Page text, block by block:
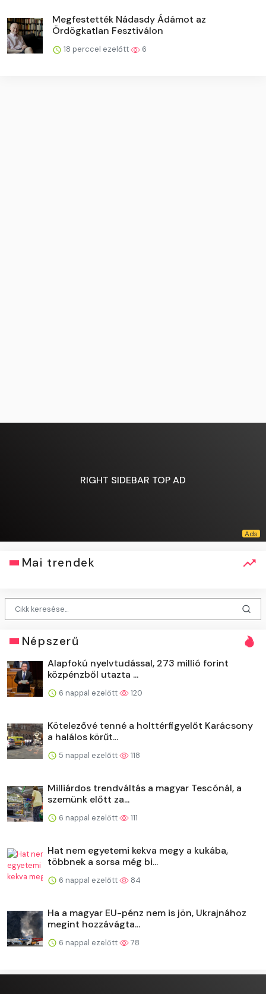
Megfestették Nádasdy Ádámot az
Ördögkatlan Fesztiválon
18 perccel ezelőtt 6
RIGHT SIDEBAR TOP AD
Mai trendek
Népszerű
Alapfokú nyelvtudással, 273 millió forint
közpénzből utazta ...
6 nappal ezelőtt 120
Kötelezővé tenné a holttérfigyelőt Karácsony
a halálos körűt...
5 nappal ezelőtt 118
Milliárdos trendváltás a magyar Tescónál, a
szemünk előtt za...
6 nappal ezelőtt 111
Hat nem egyetemi kekva megy a kukába,
többnek a sorsa még bi...
6 nappal ezelőtt 84
Ha a magyar EU-pénz nem is jön, Ukrajnához
megint hozzávágta...
6 nappal ezelőtt 78